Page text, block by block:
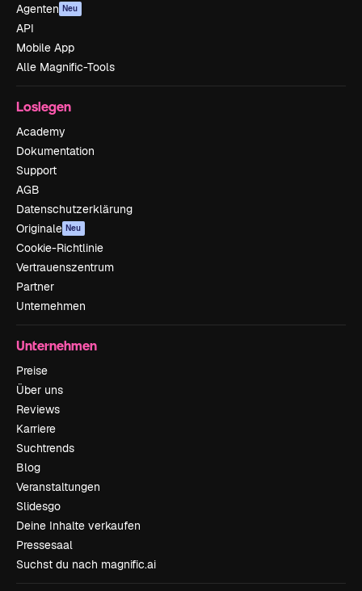
Agenten Neu
API
Mobile App
Alle Magnific-Tools
Loslegen
Academy
Dokumentation
Support
AGB
Datenschutzerklärung
Originale Neu
Cookie-Richtlinie
Vertrauenszentrum
Partner
Unternehmen
Unternehmen
Preise
Über uns
Reviews
Karriere
Suchtrends
Blog
Veranstaltungen
Slidesgo
Deine Inhalte verkaufen
Pressesaal
Suchst du nach magnific.ai